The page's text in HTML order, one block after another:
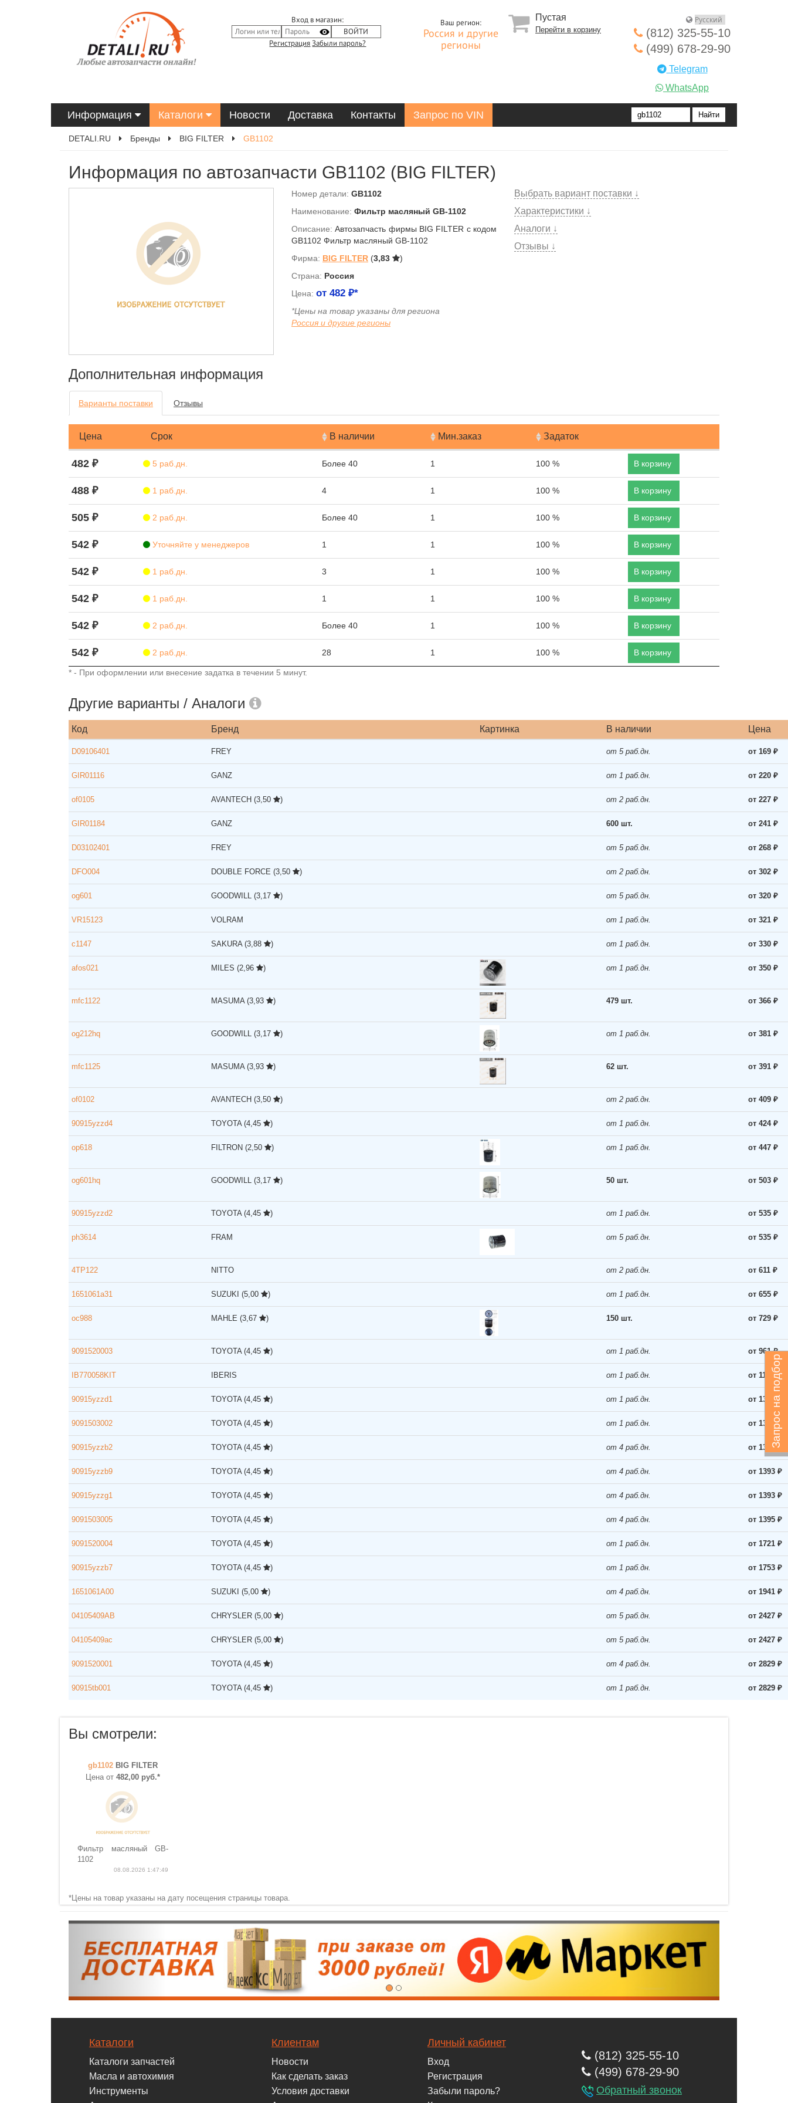
Запрос на подбор
Вход в магазин:
Регистрация Забыли пароль?
Ваш регион:
Россия и другие
регионы
Пустая
Перейти в корзину
(812) 325-55-10
(499) 678-29-90
Telegram
WhatsApp
Информация Каталоги Новости Доставка Контакты Запрос по VIN
DETALI.RU Бренды BIG FILTER GB1102
Информация по автозапчасти GB1102 (BIG FILTER)
Номер детали: GB1102
Наименование: Фильтр масляный GB-1102
Описание:Автозапчасть фирмы BIG FILTER с кодом
GB1102 Фильтр масляный GB-1102
Фирма: BIG FILTER (3,83
)
Страна: Россия
Цена: от 482 ₽*
*Цены на товар указаны для региона
Россия и другие регионы
Выбрать вариант поставки ↓
Характеристики ↓
Аналоги ↓
Отзывы ↓
Дополнительная информация
Варианты поставки Отзывы
Цена Срок В наличии Мин.заказ Задаток
482 ₽ 5 раб.дн. Более 40 1 100 % В корзину
488 ₽ 1 раб.дн. 4 1 100 % В корзину
505 ₽ 2 раб.дн. Более 40 1 100 % В корзину
542 ₽ Уточняйте у менеджеров 1 1 100 % В корзину
542 ₽ 1 раб.дн. 3 1 100 % В корзину
542 ₽ 1 раб.дн. 1 1 100 % В корзину
542 ₽ 2 раб.дн. Более 40 1 100 % В корзину
542 ₽ 2 раб.дн. 28 1 100 % В корзину
* - При оформлении или внесение задатка в течении 5 минут.
Другие варианты / Аналоги
Код Бренд Картинка В наличии Цена
D09106401 FREY от 5 раб.дн. от 169 ₽
GIR01116 GANZ от 1 раб.дн. от 220 ₽
of0105 AVANTECH (3,50 ) от 2 раб.дн. от 227 ₽
GIR01184 GANZ 600 шт. от 241 ₽
D03102401 FREY от 5 раб.дн. от 268 ₽
DFO004 DOUBLE FORCE (3,50 ) от 2 раб.дн. от 302 ₽
og601 GOODWILL (3,17 ) от 5 раб.дн. от 320 ₽
VR15123 VOLRAM от 1 раб.дн. от 321 ₽
c1147 SAKURA (3,88 ) от 1 раб.дн. от 330 ₽
afos021 MILES (2,96 ) от 1 раб.дн. от 350 ₽
mfc1122 MASUMA (3,93 ) 479 шт. от 366 ₽
og212hq GOODWILL (3,17 ) от 1 раб.дн. от 381 ₽
mfc1125 MASUMA (3,93 ) 62 шт. от 391 ₽
of0102 AVANTECH (3,50 ) от 2 раб.дн. от 409 ₽
90915yzzd4 TOYOTA (4,45 ) от 1 раб.дн. от 424 ₽
op618 FILTRON (2,50 ) от 1 раб.дн. от 447 ₽
og601hq GOODWILL (3,17 ) 50 шт. от 503 ₽
90915yzzd2 TOYOTA (4,45 ) от 1 раб.дн. от 535 ₽
ph3614 FRAM от 5 раб.дн. от 535 ₽
4TP122 NITTO от 2 раб.дн. от 611 ₽
1651061a31 SUZUKI (5,00 ) от 1 раб.дн. от 655 ₽
oc988 MAHLE (3,67 ) 150 шт. от 729 ₽
9091520003 TOYOTA (4,45 ) от 1 раб.дн. от 961 ₽
IB770058KIT IBERIS от 1 раб.дн. от 1189 ₽
90915yzzd1 TOYOTA (4,45 ) от 1 раб.дн. от 1323 ₽
9091503002 TOYOTA (4,45 ) от 1 раб.дн. от 1393 ₽
90915yzzb2 TOYOTA (4,45 ) от 4 раб.дн. от 1393 ₽
90915yzzb9 TOYOTA (4,45 ) от 4 раб.дн. от 1393 ₽
90915yzzg1 TOYOTA (4,45 ) от 4 раб.дн. от 1393 ₽
9091503005 TOYOTA (4,45 ) от 4 раб.дн. от 1395 ₽
9091520004 TOYOTA (4,45 ) от 1 раб.дн. от 1721 ₽
90915yzzb7 TOYOTA (4,45 ) от 1 раб.дн. от 1753 ₽
1651061A00 SUZUKI (5,00 ) от 4 раб.дн. от 1941 ₽
04105409AB CHRYSLER (5,00 ) от 5 раб.дн. от 2427 ₽
04105409ac CHRYSLER (5,00 ) от 5 раб.дн. от 2427 ₽
9091520001 TOYOTA (4,45 ) от 4 раб.дн. от 2829 ₽
90915tb001 TOYOTA (4,45 ) от 1 раб.дн. от 2829 ₽
Вы смотрели:
gb1102 BIG FILTER
Цена от 482,00 руб.*
Фильтр масляный GB-
1102
08.08.2026 1:47:49
*Цены на товар указаны на дату посещения страницы товара.
Каталоги
Каталоги запчастей
Масла и автохимия
Инструменты
Клиентам
Новости
Как сделать заказ
Условия доставки
Личный кабинет
Вход
Регистрация
Забыли пароль?
(812) 325-55-10
(499) 678-29-90
Обратный звонок